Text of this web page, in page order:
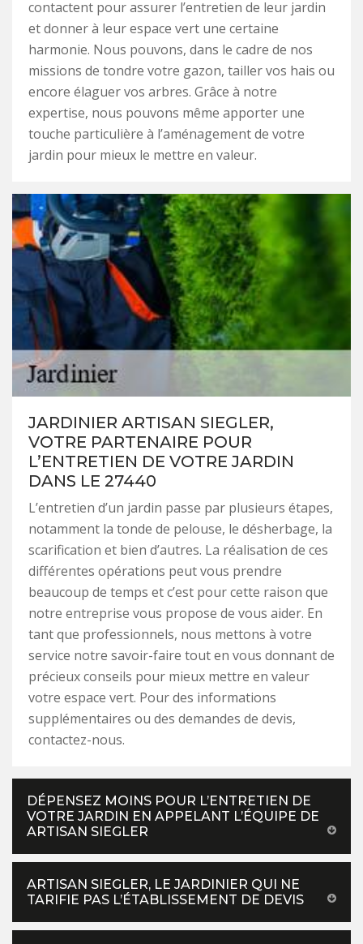
contactent pour assurer l’entretien de leur jardin
et donner à leur espace vert une certaine
harmonie. Nous pouvons, dans le cadre de nos
missions de tondre votre gazon, tailler vos hais ou
encore élaguer vos arbres. Grâce à notre
expertise, nous pouvons même apporter une
touche particulière à l’aménagement de votre
jardin pour mieux le mettre en valeur.
JARDINIER ARTISAN SIEGLER,
VOTRE PARTENAIRE POUR
L’ENTRETIEN DE VOTRE JARDIN
DANS LE 27440
L’entretien d’un jardin passe par plusieurs étapes,
notamment la tonde de pelouse, le désherbage, la
scarification et bien d’autres. La réalisation de ces
différentes opérations peut vous prendre
beaucoup de temps et c’est pour cette raison que
notre entreprise vous propose de vous aider. En
tant que professionnels, nous mettons à votre
service notre savoir-faire tout en vous donnant de
précieux conseils pour mieux mettre en valeur
votre espace vert. Pour des informations
supplémentaires ou des demandes de devis,
contactez-nous.
DÉPENSEZ MOINS POUR L’ENTRETIEN DE
VOTRE JARDIN EN APPELANT L’ÉQUIPE DE
ARTISAN SIEGLER
ARTISAN SIEGLER, LE JARDINIER QUI NE
TARIFIE PAS L’ÉTABLISSEMENT DE DEVIS